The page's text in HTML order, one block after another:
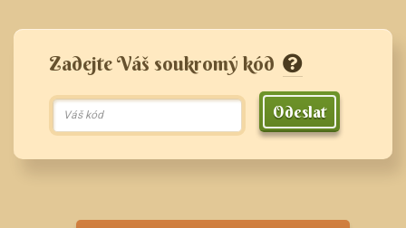
Zadejte Váš soukromý kód
Odeslat